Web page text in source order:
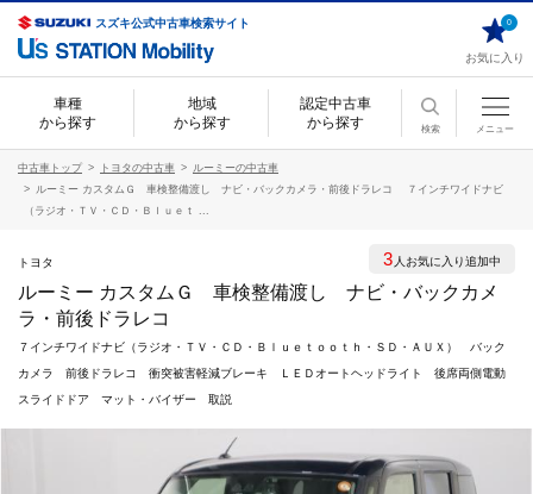
スズキ公式中古車検索サイト
お気に入り
0
車種
から探す
地域
から探す
認定中古車
から探す
検索 メニュー
中古車トップ トヨタの中古車
ルーミーの中古車
ルーミー カスタムＧ 車検整備渡し ナビ・バックカメラ・前後ドラレコ ７インチワイドナビ
（ラジオ・ＴＶ・ＣＤ・Ｂｌｕｅｔ ...
トヨタ
ルーミー カスタムＧ 車検整備渡し ナビ・バックカメ
ラ・前後ドラレコ
７インチワイドナビ（ラジオ・ＴＶ・ＣＤ・Ｂｌｕｅｔｏｏｔｈ・ＳＤ・ＡＵＸ） バック
カメラ 前後ドラレコ 衝突被害軽減ブレーキ ＬＥＤオートヘッドライト 後席両側電動
スライドドア マット・バイザー 取説
3 人お気に入り追加中